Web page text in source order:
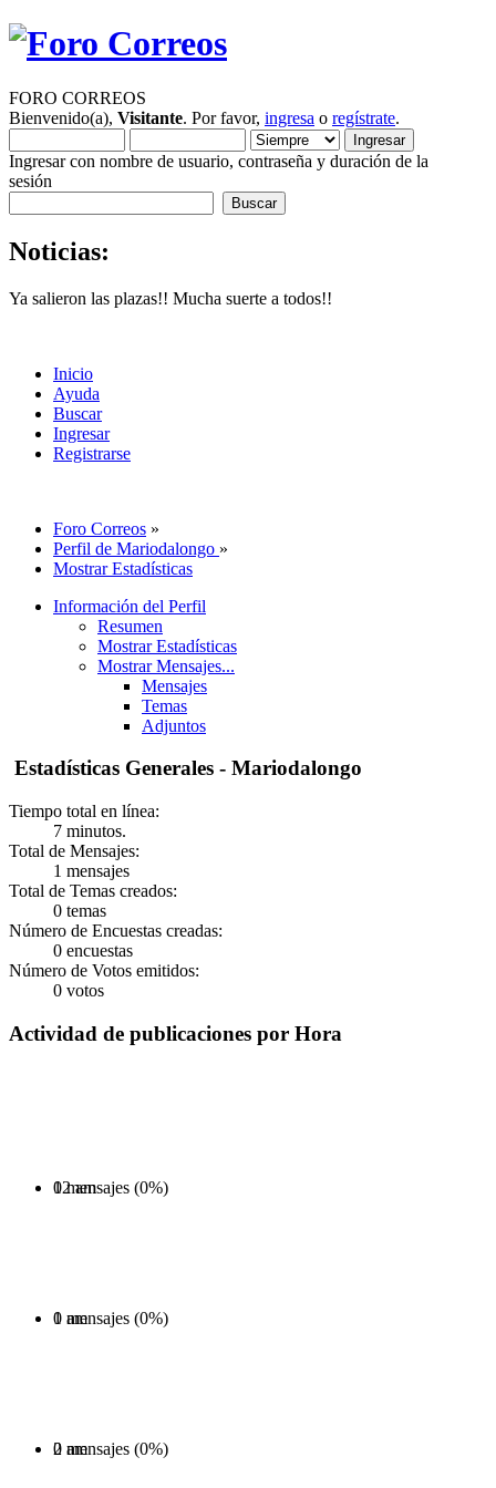
FORO CORREOS
Bienvenido(a), Visitante. Por favor, ingresa o regístrate.
Ingresar con nombre de usuario, contraseña y duración de la
sesión
Noticias:
Ya salieron las plazas!! Mucha suerte a todos!!
Inicio
Ayuda
Buscar
Ingresar
Registrarse
Foro Correos »
Perfil de Mariodalongo »
Mostrar Estadísticas
Información del Perfil
Resumen
Mostrar Estadísticas
Mostrar Mensajes...
Mensajes
Temas
Adjuntos
Estadísticas Generales - Mariodalongo
Tiempo total en línea:
7 minutos.
Total de Mensajes:
1 mensajes
Total de Temas creados:
0 temas
Número de Encuestas creadas:
0 encuestas
Número de Votos emitidos:
0 votos
Actividad de publicaciones por Hora
0 mensajes (0%)
12 am
0 mensajes (0%)
1 am
0 mensajes (0%)
2 am